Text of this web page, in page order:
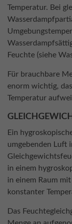
Temperatur. Bei
Feuchte (siehe
Für brauchbare
enorm wichtig,
Temperatur
Ein
umgebenden Luft
in einem
in einem Raum
konstanter
Das